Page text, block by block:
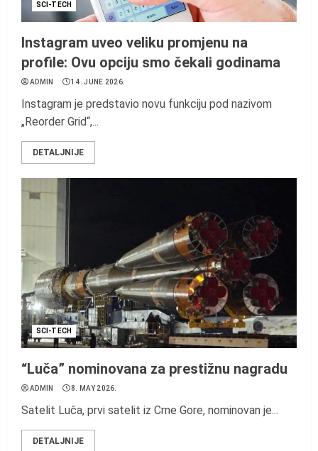
SCI-TECH
Instagram uveo veliku promjenu na
profile: Ovu opciju smo čekali godinama
ADMIN 14. JUNE 2026.
Instagram je predstavio novu funkciju pod nazivom
„Reorder Grid“,...
DETALJNIJE
SCI-TECH
“Luča” nominovana za prestižnu nagradu
ADMIN 8. MAY 2026.
Satelit Luča, prvi satelit iz Crne Gore, nominovan je...
DETALJNIJE